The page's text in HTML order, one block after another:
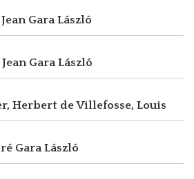
Gara László
Gara László
Herbert de Villefosse, Louis
Gara László